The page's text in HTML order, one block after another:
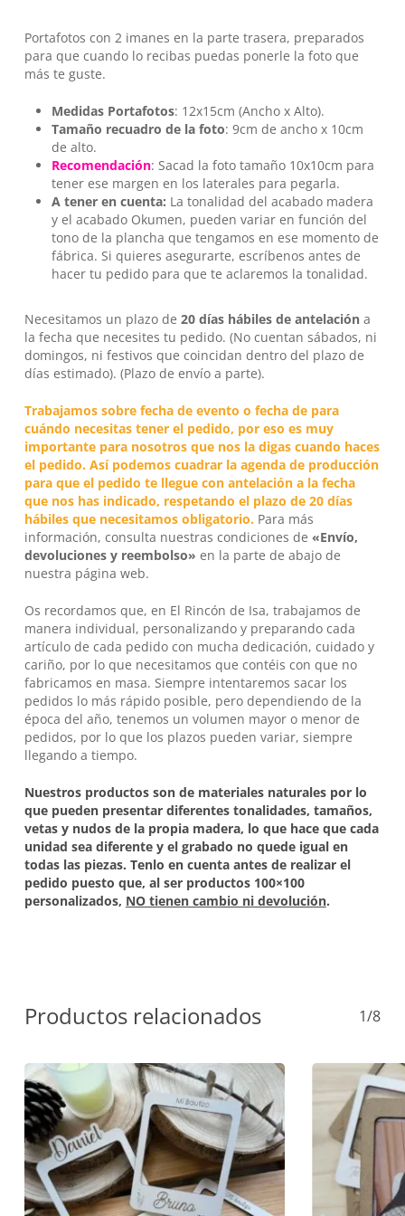
Go To Shop
Portafotos con 2 imanes en la parte trasera, preparados
para que cuando lo recibas puedas ponerle la foto que
más te guste.
Medidas Portafotos: 12x15cm (Ancho x Alto).
Tamaño recuadro de la foto: 9cm de ancho x 10cm
de alto.
Recomendación: Sacad la foto tamaño 10x10cm para
tener ese margen en los laterales para pegarla.
A tener en cuenta: La tonalidad del acabado madera
y el acabado Okumen, pueden variar en función del
tono de la plancha que tengamos en ese momento de
fábrica. Si quieres asegurarte, escríbenos antes de
hacer tu pedido para que te aclaremos la tonalidad.
Necesitamos un plazo de 20 días hábiles de antelacióna
la fecha que necesites tu pedido. (No cuentan sábados, ni
domingos, ni festivos que coincidan dentro del plazo de
días estimado). (Plazo de envío a parte).
Trabajamos sobre fecha de evento o fecha de para
cuándo necesitas tener el pedido, por eso es muy
importante para nosotros que nos la digas cuando haces
el pedido. Así podemos cuadrar la agenda de producción
para que el pedido te llegue con antelación a la fecha
que nos has indicado, respetando el plazo de 20 días
hábiles que necesitamos obligatorio. Para más
información, consulta nuestras condiciones de «Envío,
devoluciones y reembolso» en la parte de abajo de
nuestra página web.
Os recordamos que, en El Rincón de Isa, trabajamos de
manera individual, personalizando y preparando cada
artículo de cada pedido con mucha dedicación, cuidado y
cariño, por lo que necesitamos que contéis con que no
fabricamos en masa. Siempre intentaremos sacar los
pedidos lo más rápido posible, pero dependiendo de la
época del año, tenemos un volumen mayor o menor de
pedidos, por lo que los plazos pueden variar, siempre
llegando a tiempo.
Nuestros productos son de materiales naturales por lo
que pueden presentar diferentes tonalidades, tamaños,
vetas y nudos de la propia madera, lo que hace que cada
unidad sea diferente y el grabado no quede igual en
todas las piezas. Tenlo en cuenta antes de realizar el
pedido puesto que, al ser productos 100×100
personalizados, NO tienen cambio ni devolución.
Productos relacionados 1/8